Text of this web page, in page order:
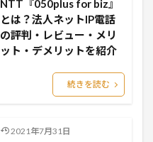
NTT『050plus for biz』
とは？法人ネットIP電話
の評判・レビュー・メリ
ット・デメリットを紹介
続きを読む
2021年7月31日